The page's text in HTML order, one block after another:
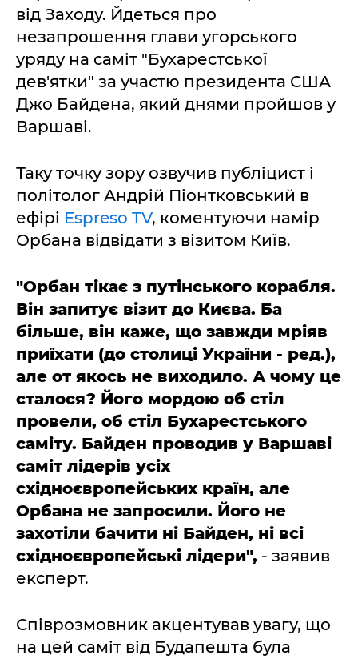
від Заходу. Йдеться про
незапрошення глави угорського
уряду на саміт "Бухарестської
дев'ятки" за участю президента США
Джо Байдена, який днями пройшов у
Варшаві.
Таку точку зору озвучив публіцист і
політолог Андрій Піонтковський в
ефірі Espreso TV, коментуючи намір
Орбана відвідати з візитом Київ.
"Орбан тікає з путінського корабля.
Він запитує візит до Києва. Ба
більше, він каже, що завжди мріяв
приїхати (до столиці України - ред.),
але от якось не виходило. А чому це
сталося? Його мордою об стіл
провели, об стіл Бухарестського
саміту. Байден проводив у Варшаві
саміт лідерів усіх
східноєвропейських країн, але
Орбана не запросили. Його не
захотіли бачити ні Байден, ні всі
східноєвропейські лідери", - заявив
експерт.
Співрозмовник акцентував увагу, що
на цей саміт від Будапешта була